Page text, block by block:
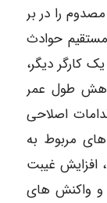
را در بر
حوادث
کارگر دیگر،
طول عمر
اصلاحی
مربوط به
افزایش غیبت
و واکنش های